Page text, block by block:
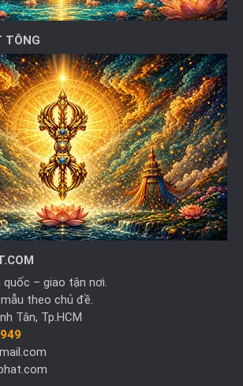
TÔNG
– giao tận nơi.
theo chủ đề.
Tân, Tp.HCM